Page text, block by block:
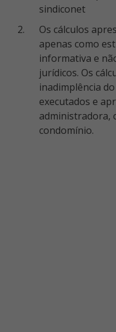
sindiconet
Os cálculos apresentados nas planilhas servem
apenas como
informativa e
jurídicos. Os
inadimplência
executados e
administradora,
condomínio.